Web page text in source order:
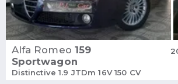
Alfa Romeo 159
Sportwagon
Distinctive 1.9 JTDm 16V 150 CV